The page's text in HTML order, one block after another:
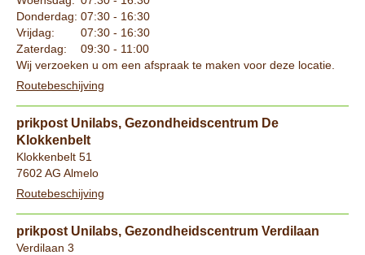
Donderdag: 07:30 - 16:30
Vrijdag:
07:30 - 16:30
Zaterdag:
09:30 - 11:00
Wij verzoeken u om een afspraak te maken voor deze locatie.
Routebeschijving
prikpost Unilabs, Gezondheidscentrum De
Klokkenbelt
Klokkenbelt 51
7602 AG Almelo
Routebeschijving
prikpost Unilabs, Gezondheidscentrum Verdilaan
Verdilaan 3